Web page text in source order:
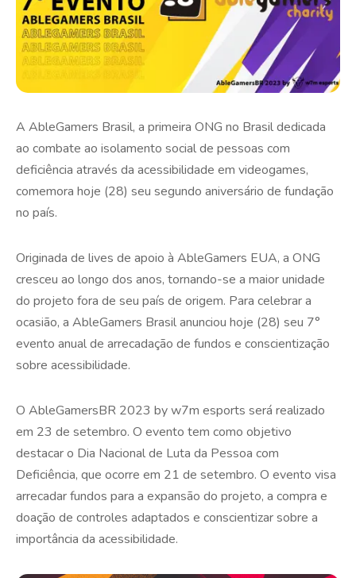
A AbleGamers Brasil, a primeira ONG no Brasil dedicada
ao combate ao isolamento social de pessoas com
deficiência através da acessibilidade em videogames,
comemora hoje (28) seu segundo aniversário de fundação
no país.
Originada de lives de apoio à AbleGamers EUA, a ONG
cresceu ao longo dos anos, tornando-se a maior unidade
do projeto fora de seu país de origem. Para celebrar a
ocasião, a AbleGamers Brasil anunciou hoje (28) seu 7°
evento anual de arrecadação de fundos e conscientização
sobre acessibilidade.
O AbleGamersBR 2023 by w7m esports será realizado
em 23 de setembro. O evento tem como objetivo
destacar o Dia Nacional de Luta da Pessoa com
Deficiência, que ocorre em 21 de setembro. O evento visa
arrecadar fundos para a expansão do projeto, a compra e
doação de controles adaptados e conscientizar sobre a
importância da acessibilidade.